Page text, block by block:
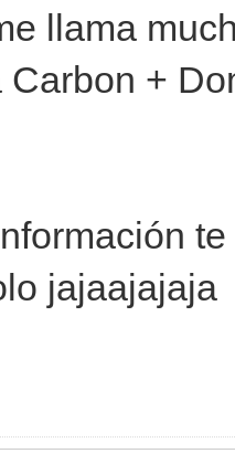
llama
Carbon +
jajaajajaja